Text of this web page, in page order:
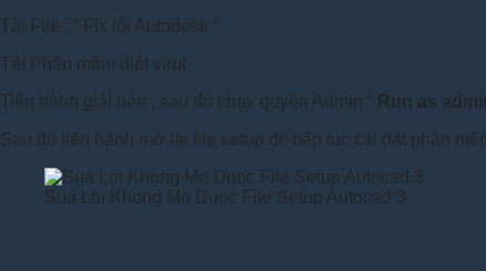
Tải File : “ Fix lỗi Autodesk “
Tắt Phần mềm diệt virut
Tiến hành giải nén , sau đó chạy quyền Admin “ Run as
Sau đó tiến hành mở lại file setup để tiếp tục cài đặt phần
Sua Loi Khong Mo Duoc File Setup Autocad 3